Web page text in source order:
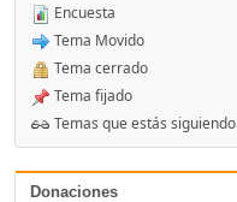
Donaciones
Encuesta
Tema Movido
Tema cerrado
Tema fijado
Temas que estás siguiendo